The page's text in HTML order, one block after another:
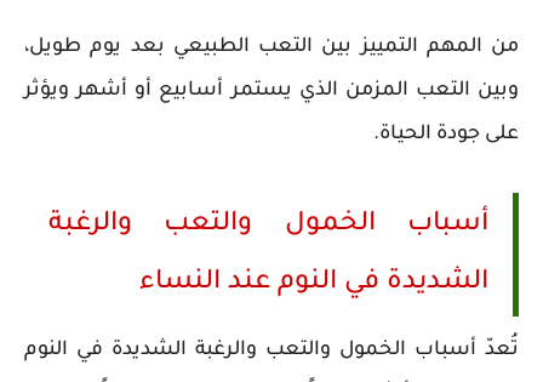
من المهم التمييز بين التعب الطبيعي بعد يوم طويل،
وبين التعب المزمن الذي يستمر أسابيع أو أشهر ويؤثر
على جودة الحياة.
أسباب الخمول والتعب والرغبة
الشديدة في النوم عند النساء
تُعدّ أسباب الخمول والتعب والرغبة الشديدة في النوم